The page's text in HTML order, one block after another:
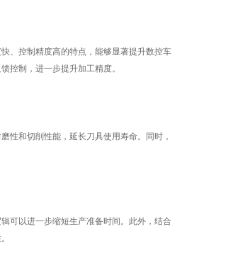
、控制精度高的特点，能够显著提升数控车
控制，进一步提升加工精度。
和切削性能，延长刀具使用寿命。同时，
可以进一步缩短生产准备时间。此外，结合